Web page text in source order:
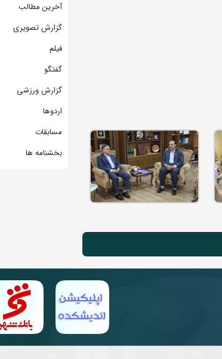
آخرین مطالب
گزارش تصویری
فیلم
گفتگو
گزارش ورزشی
اردوها
مسابقات
بخشنامه ها